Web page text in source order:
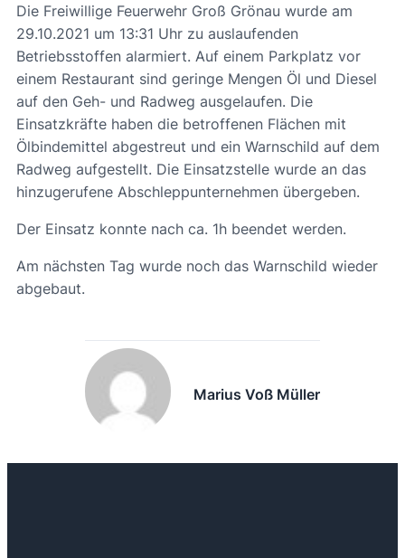
Die Freiwillige Feuerwehr Groß Grönau wurde am
29.10.2021 um 13:31 Uhr zu auslaufenden
Betriebsstoffen alarmiert. Auf einem Parkplatz vor
einem Restaurant sind geringe Mengen Öl und Diesel
auf den Geh- und Radweg ausgelaufen. Die
Einsatzkräfte haben die betroffenen Flächen mit
Ölbindemittel abgestreut und ein Warnschild auf dem
Radweg aufgestellt. Die Einsatzstelle wurde an das
hinzugerufene Abschleppunternehmen übergeben.
Der Einsatz konnte nach ca. 1h beendet werden.
Am nächsten Tag wurde noch das Warnschild wieder
abgebaut.
Marius Voß Müller